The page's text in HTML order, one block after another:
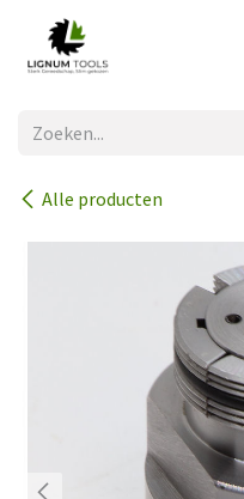
Overslaan naar inhoud
Alle producten